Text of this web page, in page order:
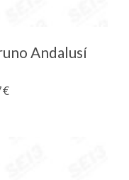
Andalusí
€